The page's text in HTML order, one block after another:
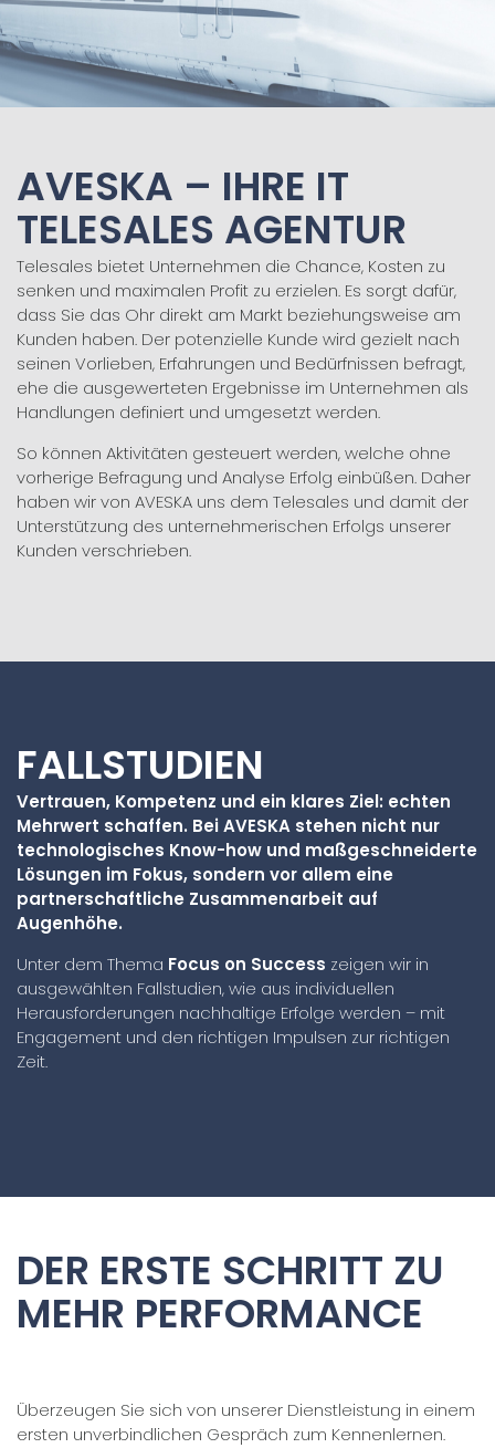
AVESKA – IHRE IT
TELESALES AGENTUR
Telesales bietet Unternehmen die Chance, Kosten zu
senken und maximalen Profit zu erzielen. Es sorgt dafür,
dass Sie das Ohr direkt am Markt beziehungsweise am
Kunden haben. Der potenzielle Kunde wird gezielt nach
seinen Vorlieben, Erfahrungen und Bedürfnissen befragt,
ehe die ausgewerteten Ergebnisse im Unternehmen als
Handlungen definiert und umgesetzt werden.
So können Aktivitäten gesteuert werden, welche ohne
vorherige Befragung und Analyse Erfolg einbüßen. Daher
haben wir von AVESKA uns dem Telesales und damit der
Unterstützung des unternehmerischen Erfolgs unserer
Kunden verschrieben.
FALLSTUDIEN
Vertrauen, Kompetenz und ein klares Ziel: echten
Mehrwert schaffen. Bei AVESKA stehen nicht nur
technologisches Know-how und maßgeschneiderte
Lösungen im Fokus, sondern vor allem eine
partnerschaftliche Zusammenarbeit auf
Augenhöhe.
Unter dem Thema Focus on Success zeigen wir in
ausgewählten Fallstudien, wie aus individuellen
Herausforderungen nachhaltige Erfolge werden – mit
Engagement und den richtigen Impulsen zur richtigen
Zeit.
DER ERSTE SCHRITT ZU
MEHR PERFORMANCE
Überzeugen Sie sich von unserer Dienstleistung in einem
ersten unverbindlichen Gespräch zum Kennenlernen.